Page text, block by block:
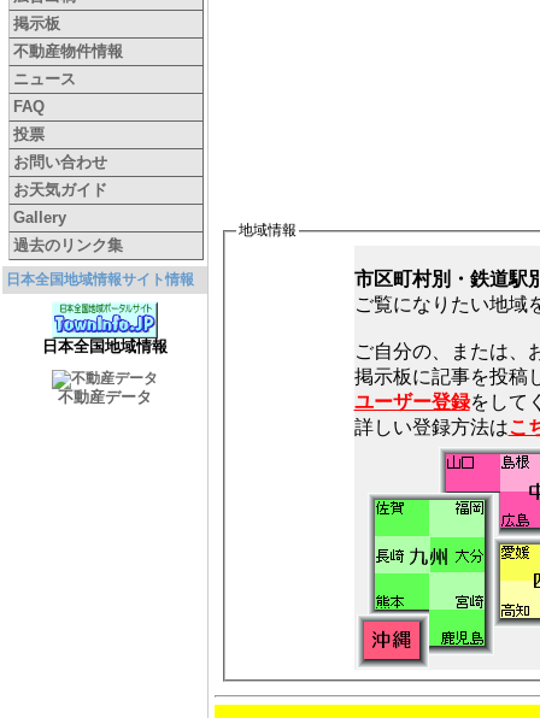
掲示板
不動産物件情報
ニュース
FAQ
投票
お問い合わせ
お天気ガイド
Gallery
過去のリンク集
日本全国地域情報サイト情報
日本全国地域情報
不動産データ
地域情報
市区町村別・鉄道駅
ご覧になりたい地域
ご自分の、または、
ユーザー登録をして
詳しい登録方法はこ